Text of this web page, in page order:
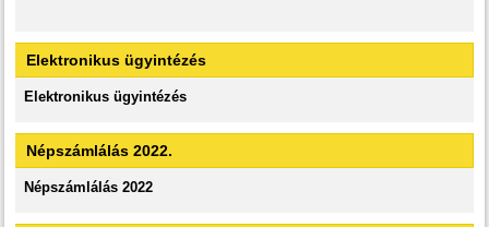
Elektronikus ügyintézés
Elektronikus ügyintézés
Népszámlálás 2022.
Népszámlálás 2022